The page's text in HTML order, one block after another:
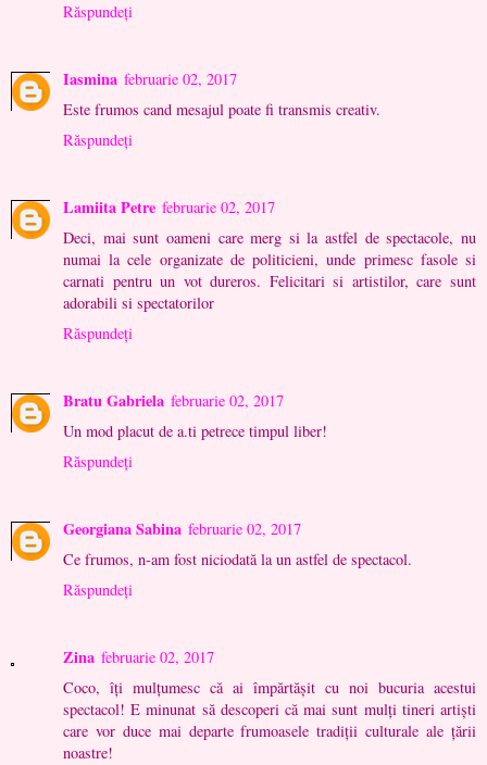
Răspundeți
Iasmina februarie 02, 2017
Este frumos cand mesajul poate fi transmis creativ.
Răspundeți
Lamiita Petre februarie 02, 2017
Deci, mai sunt oameni care merg si la astfel de spectacole, nu
numai la cele organizate de politicieni, unde primesc fasole si
carnati pentru un vot dureros. Felicitari si artistilor, care sunt
adorabili si spectatorilor
Răspundeți
Bratu Gabriela februarie 02, 2017
Un mod placut de a.ti petrece timpul liber!
Răspundeți
Georgiana Sabina februarie 02, 2017
Ce frumos, n-am fost niciodată la un astfel de spectacol.
Răspundeți
Zina februarie 02, 2017
Coco, îți mulțumesc că ai împărtășit cu noi bucuria acestui
spectacol! E minunat să descoperi că mai sunt mulți tineri artiști
care vor duce mai departe frumoasele tradiții culturale ale țării
noastre!